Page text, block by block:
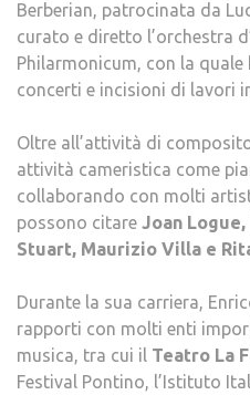
Berberian, patrocinata da
curato e diretto l’orchestra
Philarmonicum, con la
concerti e incisioni di lavori
Oltre all’attività di
attività cameristica come
collaborando con molti
possono citare Joan
Stuart, Maurizio Villa e
Durante la sua carriera,
rapporti con molti enti
musica, tra cui il Teatro La
Festival Pontino, l’Istituto